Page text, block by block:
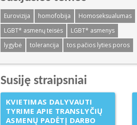
Eurovizija homofobija
Homoseksualumas
LGBT* asmenų teisės
LGBT* asmenys
lygybė
tolerancija tos pačios lyties poros
Susiję straipsniai
KVIETIMAS DALYVAUTI
TYRIME APIE TRANSLYČIŲ
ASMENŲ PADĖTĮ DARBO